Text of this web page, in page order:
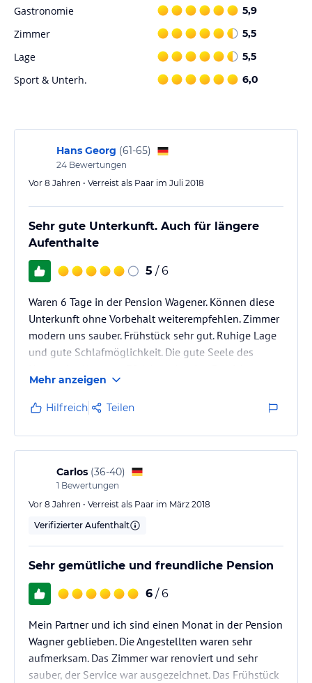
Hinweis:
Allgemeine und unverbindliche
ohne Gewähr und ohne Prüfung durch HolidayCheck. Bitte
lies vor der Buchung die verbindlichen
Angebotsdetails
jeweiligen Veranstalters.
Gastronomie 5,9
Zimmer 5,5
Lage 5,5
Sport & Unterh. 6,0
Hans Georg (61-65)
24 Bewertungen
Vor 8 Jahren • Verreist als Paar im Juli 2018
Sehr gute Unterkunft. Auch für längere
Aufenthalte
5 / 6
Waren 6 Tage in der Pension Wagener. Können diese
Unterkunft ohne Vorbehalt weiterempfehlen. Zimmer
modern uns sauber. Frühstück sehr gut. Ruhige Lage
und gute Schlafmöglichkeit. Die gute Seele des
Selten trifft man solche Menschen in der heutigen
Zeit.
Mehr anzeigen
Hilfreich Teilen
Carlos (36-40)
1 Bewertungen
Vor 8 Jahren • Verreist als Paar im März 2018
Verifizierter Aufenthalt
Sehr gemütliche und freundliche Pension
6 / 6
Mein Partner und ich sind einen Monat in der Pension
Wagner geblieben. Die Angestellten waren sehr
aufmerksam. Das Zimmer war renoviert und sehr
sauber, der Service war ausgezeichnet. Das Frühstück